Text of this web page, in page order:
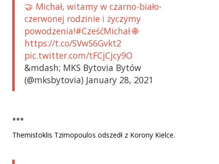
🤝 Michał, witamy w czarno-biało-
czerwonej rodzinie i życzymy
powodzenia!#CześćMichał 🌐
https://t.co/SVwS6Gvkt2
pic.twitter.com/tFCjCjcy9O
&mdash; MKS Bytovia Bytów
(@mksbytovia) January 28, 2021
***
Themistoklis Tzimopoulos odszedł z Korony Kielce.